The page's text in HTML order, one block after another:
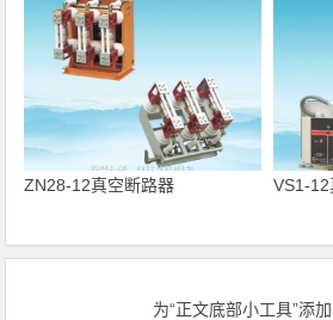
ZN28-12真空断路器 VS1-
为“正文底部小工具”添